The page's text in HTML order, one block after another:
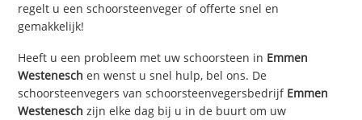
regelt u een schoorsteenveger of offerte snel en
gemakkelijk!
Heeft u een probleem met uw schoorsteen in Emmen
Westenesch en wenst u snel hulp, bel ons. De
schoorsteenvegers van schoorsteenvegersbedrijf Emmen
Westenesch zijn elke dag bij u in de buurt om uw